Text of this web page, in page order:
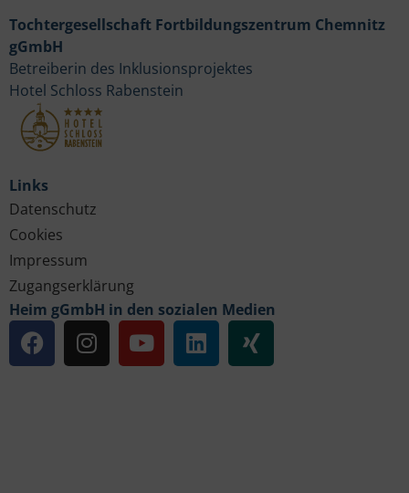
Links
Datenschutz
Cookies
Impressum
Zugangserklärung
Heim gGmbH in den sozialen Medien
Tochtergesellschaft Fortbildungszentrum Chemnitz
gGmbH
Betreiberin des Inklusionsprojektes
Hotel Schloss Rabenstein